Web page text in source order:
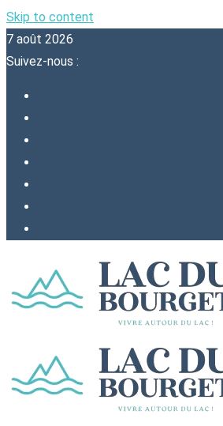
Skip to content
7 août 2026
Suivez-nous :